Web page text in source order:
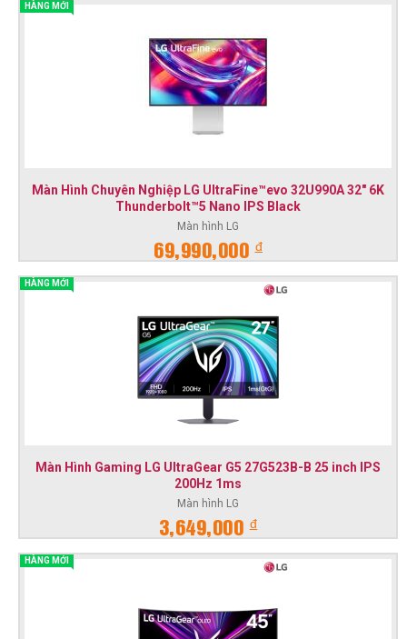
HÀNG MỚI
Màn Hình Chuyên Nghiệp LG UltraFine™evo 32U990A 32" 6K
Thunderbolt™5 Nano IPS Black
Màn hình LG
69,990,000đ
HÀNG MỚI
Màn Hình Gaming LG UltraGear G5 27G523B-B 25 inch IPS
200Hz 1ms
Màn hình LG
3,649,000đ
HÀNG MỚI